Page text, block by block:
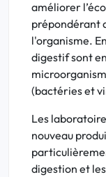
améliorer
prépondérant
l'organisme.
digestif sont
(bactéries et
Les
nouveau
digestion et